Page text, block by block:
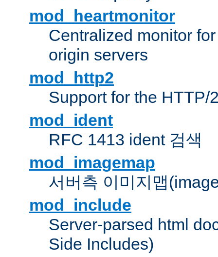
mod_heartmonitor
Centralized monitor
origin servers
mod_http2
Support for the HTTP/
mod_ident
RFC 1413 ident 검색
mod_imagemap
서버측 이미지맵
mod_include
Server-parsed html
Side Includes)